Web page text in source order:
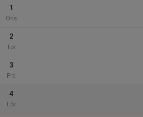
1
Ons
2
Tor
3
Fre
4
Lör